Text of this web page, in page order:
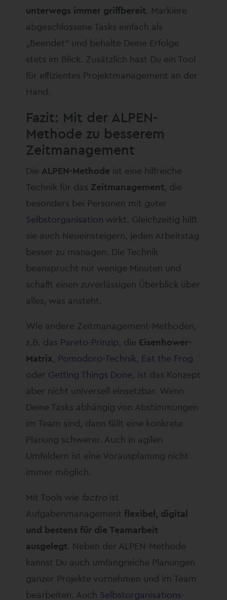
unterwegs immer griffbereit. Markiere
abgeschlossene Tasks einfach als
„Beendet“ und behalte Deine Erfolge
stets im Blick. Zusätzlich hast Du ein Tool
für effizientes Projektmanagement an der
Hand.
Fazit: Mit der ALPEN-
Methode zu besserem
Zeitmanagement
Die ALPEN-Methode ist eine hilfreiche
Technik für das Zeitmanagement, die
besonders bei Personen mit guter
Selbstorganisation wirkt. Gleichzeitig hilft
sie auch Neueinsteigern, jeden Arbeitstag
besser zu managen. Die Technik
beansprucht nur wenige Minuten und
schafft einen zuverlässigen Überblick über
alles, was ansteht.
Wie andere Zeitmanagement-Methoden,
z.B. das Pareto-Prinzip, die Eisenhower-
Matrix, Pomodoro-Technik, Eat the Frog
oder Getting Things Done, ist das Konzept
aber nicht universell einsetzbar. Wenn
Deine Tasks abhängig von Abstimmungen
im Team sind, dann fällt eine konkrete
Planung schwerer. Auch in agilen
Umfeldern ist eine Vorausplanung nicht
immer möglich.
Mit Tools wie factro ist
Aufgabenmanagement flexibel, digital
und bestens für die Teamarbeit
ausgelegt. Neben der ALPEN-Methode
kannst Du auch umfangreiche Planungen
ganzer Projekte vornehmen und im Team
bearbeiten. Auch Selbstorganisations-